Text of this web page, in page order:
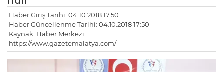
Haber Giriş Tarihi: 04.10.2018 17:50
Haber Güncellenme Tarihi: 04.10.2018 17:50
Kaynak: Haber Merkezi
https://www.gazetemalatya.com/